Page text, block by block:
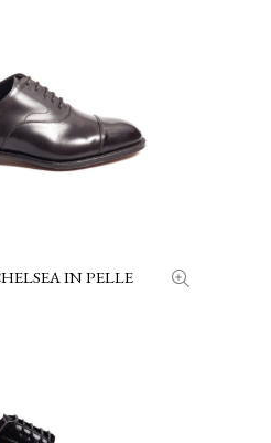
IN PELLE